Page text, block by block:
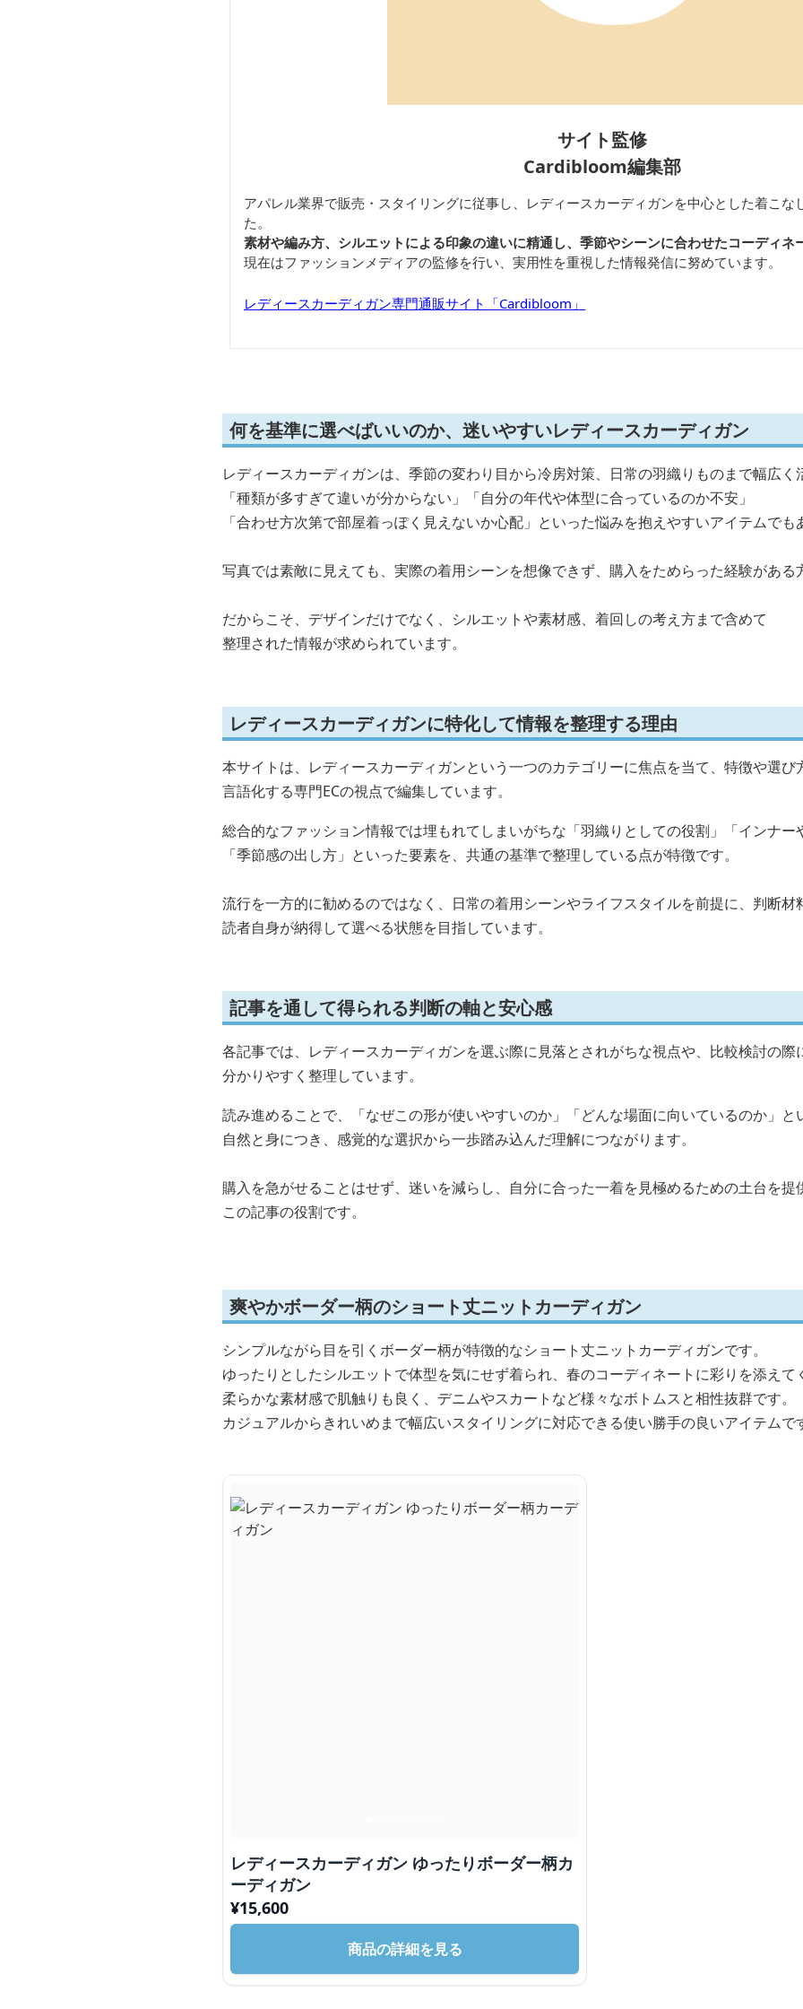
サイト監修
Cardibloom編集部
アパレル業界で販売・スタイリングに従事し、レディースカーディガンを中心とした着こな
た。
素材や編み方、シルエットによる印象の違いに精通し、季節やシーンに合わせたコーディネ
現在はファッションメディアの監修を行い、実用性を重視した情報発信に努めています。
レディースカーディガン専門通販サイト「Cardibloom」
何を基準に選べばいいのか、迷いやすいレディースカーディガン
レディースカーディガンは、季節の変わり目から冷房対策、日常の羽織りものまで幅広く
「種類が多すぎて違いが分からない」「自分の年代や体型に合っているのか不安」
「合わせ方次第で部屋着っぽく見えないか心配」といった悩みを抱えやすいアイテムでも
写真では素敵に見えても、実際の着用シーンを想像できず、購入をためらった経験がある
だからこそ、デザインだけでなく、シルエットや素材感、着回しの考え方まで含めて
整理された情報が求められています。
レディースカーディガンに特化して情報を整理する理由
本サイトは、レディースカーディガンという一つのカテゴリーに焦点を当て、特徴や選び
言語化する専門ECの視点で編集しています。
総合的なファッション情報では埋もれてしまいがちな「羽織りとしての役割」「インナー
「季節感の出し方」といった要素を、共通の基準で整理している点が特徴です。
流行を一方的に勧めるのではなく、日常の着用シーンやライフスタイルを前提に、判断材
読者自身が納得して選べる状態を目指しています。
記事を通して得られる判断の軸と安心感
各記事では、レディースカーディガンを選ぶ際に見落とされがちな視点や、比較検討の際
分かりやすく整理しています。
読み進めることで、「なぜこの形が使いやすいのか」「どんな場面に向いているのか」と
自然と身につき、感覚的な選択から一歩踏み込んだ理解につながります。
購入を急がせることはせず、迷いを減らし、自分に合った一着を見極めるための土台を提
この記事の役割です。
爽やかボーダー柄のショート丈ニットカーディガン
シンプルながら目を引くボーダー柄が特徴的なショート丈ニットカーディガンです。
ゆったりとしたシルエットで体型を気にせず着られ、春のコーディネートに彩りを添えて
柔らかな素材感で肌触りも良く、デニムやスカートなど様々なボトムスと相性抜群です。
カジュアルからきれいめまで幅広いスタイリングに対応できる使い勝手の良いアイテムで
レディースカーディガン ゆったりボーダー柄カ
ーディガン
¥15,600
商品の詳細を見る